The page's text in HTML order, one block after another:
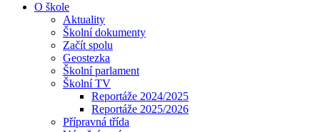
O škole
Aktuality
Školní dokumenty
Začít spolu
Geostezka
Školní parlament
Školní TV
Reportáže 2024/2025
Reportáže 2025/2026
Přípravná třída